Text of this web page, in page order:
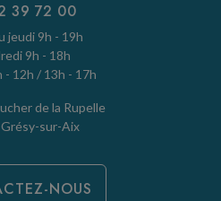
39 72 00
jeudi 9h - 19h
9h - 18h
- 12h / 13h - 17h
de la Rupelle
sur-Aix
NOUS